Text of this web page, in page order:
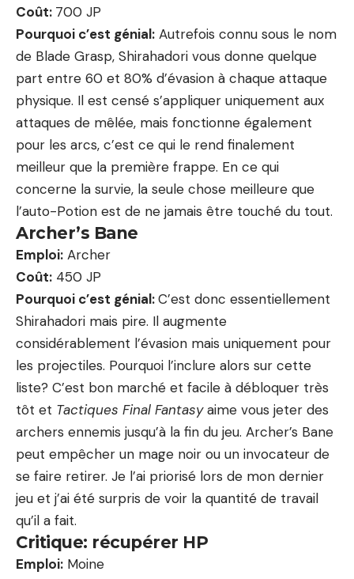
Coût: 700 JP
Pourquoi c’est génial: Autrefois connu sous le nom
de Blade Grasp, Shirahadori vous donne quelque
part entre 60 et 80% d’évasion à chaque attaque
physique. Il est censé s’appliquer uniquement aux
attaques de mêlée, mais fonctionne également
pour les arcs, c’est ce qui le rend finalement
meilleur que la première frappe. En ce qui
concerne la survie, la seule chose meilleure que
l’auto-Potion est de ne jamais être touché du tout.
Archer’s Bane
Emploi: Archer
Coût: 450 JP
Pourquoi c’est génial:C’est donc essentiellement
Shirahadori mais pire. Il augmente
considérablement l’évasion mais uniquement pour
les projectiles. Pourquoi l’inclure alors sur cette
liste? C’est bon marché et facile à débloquer très
tôt et Tactiques Final Fantasyaime vous jeter des
archers ennemis jusqu’à la fin du jeu. Archer’s Bane
peut empêcher un mage noir ou un invocateur de
se faire retirer. Je l’ai priorisé lors de mon dernier
jeu et j’ai été surpris de voir la quantité de travail
qu’il a fait.
Critique: récupérer HP
Emploi: Moine